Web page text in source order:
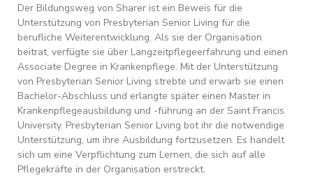
Der Bildungsweg von Sharer ist ein Beweis für die
Unterstützung von Presbyterian Senior Living für die
berufliche Weiterentwicklung. Als sie der Organisation
beitrat, verfügte sie über Langzeitpflegeerfahrung und einen
Associate Degree in Krankenpflege. Mit der Unterstützung
von Presbyterian Senior Living strebte und erwarb sie einen
Bachelor-Abschluss und erlangte später einen Master in
Krankenpflegeausbildung und -führung an der Saint Francis
University. Presbyterian Senior Living bot ihr die notwendige
Unterstützung, um ihre Ausbildung fortzusetzen. Es handelt
sich um eine Verpflichtung zum Lernen, die sich auf alle
Pflegekräfte in der Organisation erstreckt.